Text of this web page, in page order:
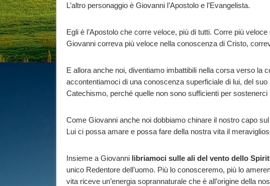
L’altro personaggio è Giovanni l’Apostolo e l’Evangelista.
Egli è l’Apostolo che corre veloce, più di tutti. Corre più
Giovanni correva più veloce nella conoscenza di Cristo,
E allora anche noi, diventiamo imbattibili nella corsa verso la
accontentiamoci di una conoscenza superficiale di lui, del
Catechismo, perché quelle non sono sufficienti per
Come Giovanni anche noi dobbiamo chinare il nostro capo
Lui ci possa amare e possa fare della nostra vita il
Insieme a Giovanni libriamoci sulle ali del vento dello
unico Redentore dell’uomo. Più lo conosceremo, più lo
vita riceve un’energia soprannaturale che è all’origine della